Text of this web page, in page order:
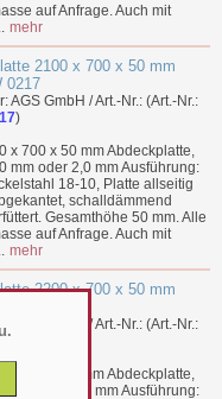
auf Anfrage. Auch mit
mehr
2100 x 700 x 50 mm
0217
AGS GmbH / Art.-Nr.: (Art.-Nr.:
)
x 700 x 50 mm Abdeckplatte,
mm oder 2,0 mm Ausführung:
18-10, Platte allseitig
schalldämmend
Gesamthöhe 50 mm. Alle
auf Anfrage. Auch mit
mehr
2200 x 700 x 50 mm
AGS GmbH / Art.-Nr.: (Art.-Nr.:
x 700 x 50 mm Abdeckplatte,
mm oder 2,0 mm Ausführung: